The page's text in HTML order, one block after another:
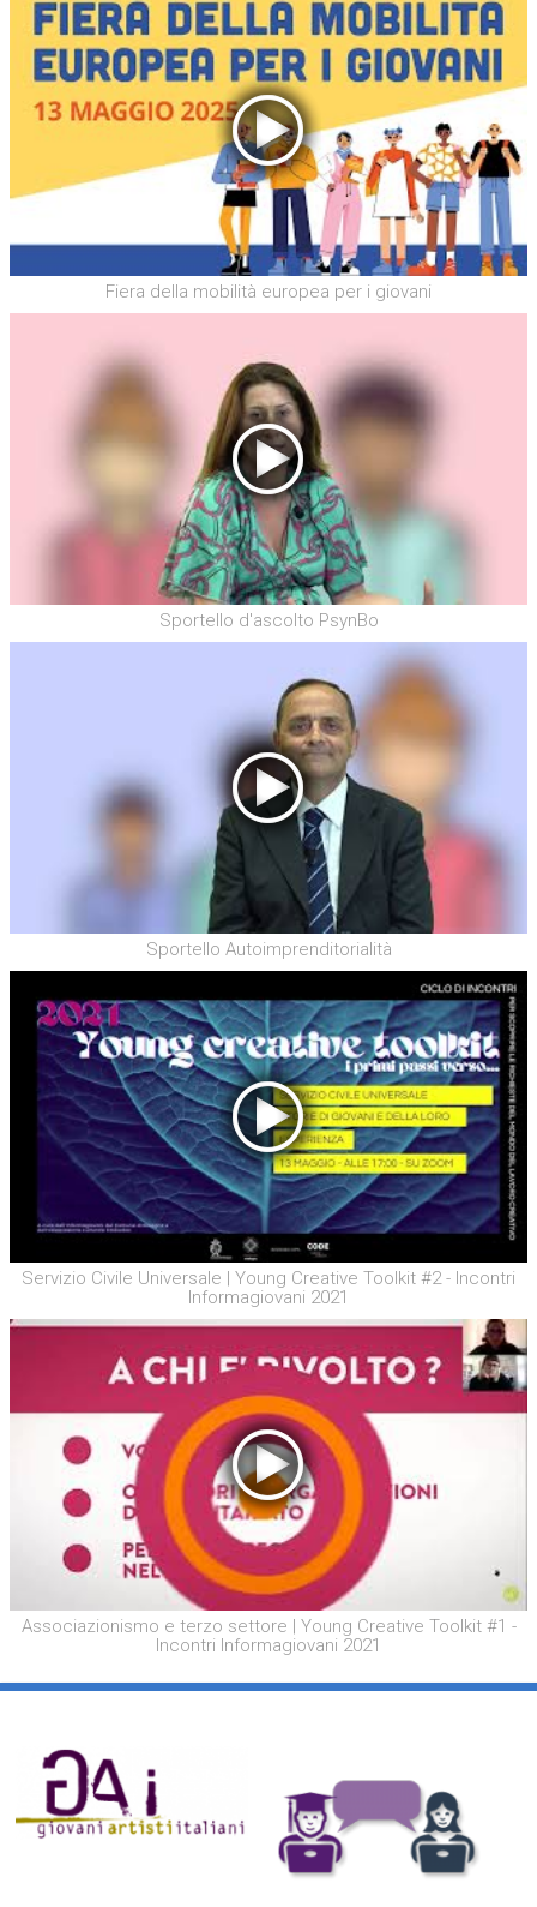
Fiera della mobilità europea per i giovani
Sportello d'ascolto PsynBo
Sportello Autoimprenditorialità
Servizio Civile Universale | Young Creative Toolkit #2 - Incontri
Informagiovani 2021
Associazionismo e terzo settore | Young Creative Toolkit #1 -
Incontri Informagiovani 2021